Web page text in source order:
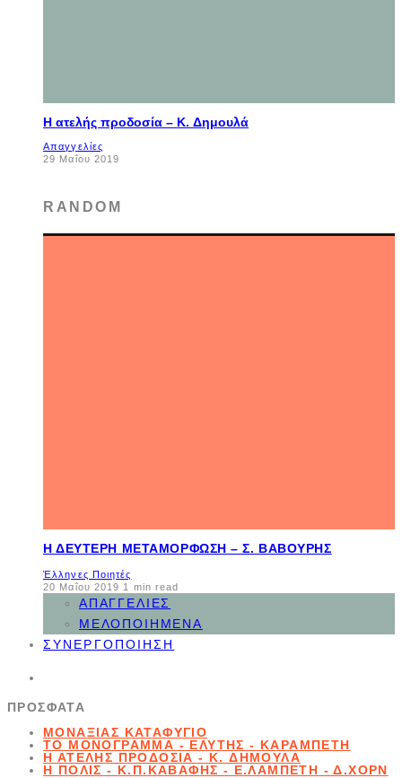
Η ατελής προδοσία – K. Δημουλά
Απαγγελίες
29 Μαΐου 2019
RANDOM
Η ΔΕΎΤΕΡΗ ΜΕΤΑΜΌΡΦΩΣΗ – Σ. ΒΑΒΟΎΡΗΣ
Έλληνες Ποιητές
20 Μαΐου 2019 1 min read
ΑΠΑΓΓΕΛΊΕΣ
ΜΕΛΟΠΟΙΗΜΈΝΑ
ΣΥΝΕΡΓΟΠΟΊΗΣΗ
ΠΡΌΣΦΑΤΑ
ΜΟΝΑΞΙΆΣ ΚΑΤΑΦΎΓΙΟ
ΤΟ ΜΟΝΌΓΡΑΜΜΑ - ΕΛΎΤΗΣ - ΚΑΡΑΜΠΈΤΗ
Η ΑΤΕΛΉΣ ΠΡΟΔΟΣΊΑ - K. ΔΗΜΟΥΛΆ
Η ΠΌΛΙΣ - Κ.Π.ΚΑΒΆΦΗΣ - Ε.ΛΑΜΠΈΤΗ - Δ.ΧΟΡΝ